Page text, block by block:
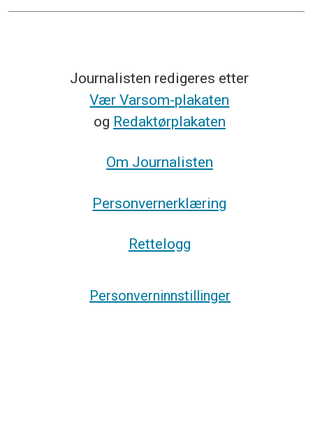
Journalisten redigeres etter
Vær Varsom-plakaten
og Redaktørplakaten
Om Journalisten
Personvernerklæring
Rettelogg
Personverninnstillinger